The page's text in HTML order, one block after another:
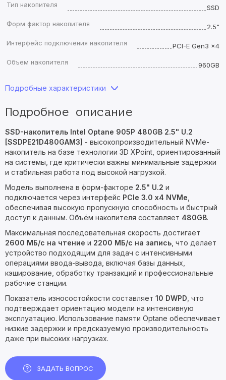
Тип накопителя
SSD
Форм фактор накопителя
2.5"
Интерфейс подключения накопителя
PCI-E Gen3 x4
Объем накопителя
960GB
Подробные характеристики
Подробное описание
SSD-накопитель Intel Optane 905P 480GB 2.5" U.2
[SSDPE21D480GAM3] - высокопроизводительный NVMe-
накопитель на базе технологии 3D XPoint, ориентированный
на системы, где критически важны минимальные задержки
и стабильная работа под высокой нагрузкой.
Модель выполнена в форм-факторе 2.5" U.2 и
подключается через интерфейс PCIe 3.0 x4 NVMe
обеспечивая высокую пропускную способность и быстрый
доступ к данным. Объём накопителя составляет 480GB.
Максимальная последовательная скорость достигает
2600 МБ/с на чтение и 2200 МБ/с на запись , что делает
устройство подходящим для задач с интенсивными
операциями ввода-вывода, включая базы данных,
кэширование, обработку транзакций и профессиональные
рабочие станции.
Показатель износостойкости составляет 10 DWPD , что
подтверждает ориентацию модели на интенсивную
эксплуатацию. Использование памяти Optane обеспечивает
низкие задержки и предсказуемую производительность
даже при высоких нагрузках.
ЗАДАТЬ ВОПРОС